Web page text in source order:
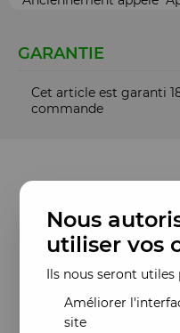
GARANTIE
Cet article est garanti
commande
Nous
utiliser vos
Ils nous seront utiles
Améliorer
site